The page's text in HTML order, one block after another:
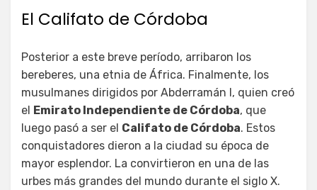
El Califato de Córdoba
Posterior a este breve período, arribaron los
bereberes, una etnia de África. Finalmente, los
musulmanes dirigidos por Abderramán I, quien creó
el Emirato Independiente de Córdoba, que
luego pasó a ser el Califato de Córdoba. Estos
conquistadores dieron a la ciudad su época de
mayor esplendor. La convirtieron en una de las
urbes más grandes del mundo durante el siglo X.